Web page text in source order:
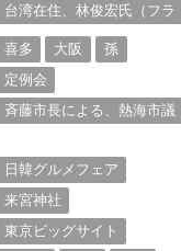
台湾在住、林俊宏氏（フラ
喜多
大阪
孫
定例会
斉藤市長による、熱海市議
日韓グルメフェア
来宮神社
東京ビッグサイト